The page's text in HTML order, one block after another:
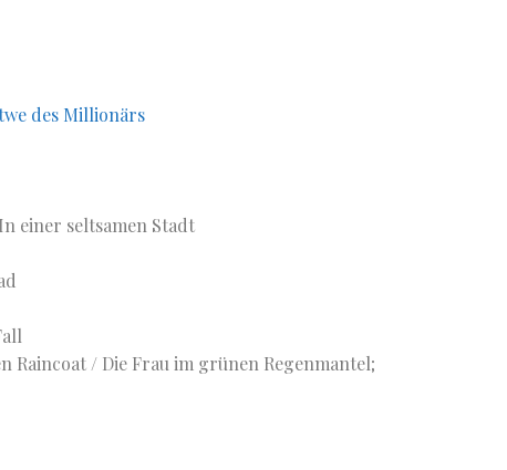
des Millionärs
einer seltsamen Stadt
Raincoat / Die Frau im grünen Regenmantel;